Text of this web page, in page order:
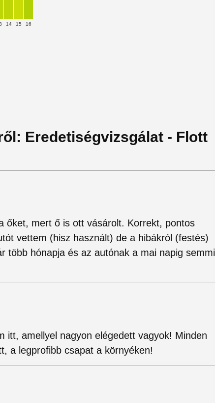
14 15 16
Eredetiségvizsgálat - Flott
őket, mert ő is ott vásárolt. Korrekt, pontos
vettem (hisz használt) de a hibákról (festés)
több hónapja és az autónak a mai napig semmi
itt, amellyel nagyon elégedett vagyok! Minden
a legprofibb csapat a környéken!